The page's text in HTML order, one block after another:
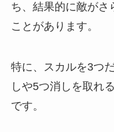
ち、結果的に敵がさ
ことがあります。
特に、スカルを3つ
しや5つ消しを取れ
です。